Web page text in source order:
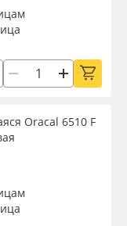
Oracal 6510 F